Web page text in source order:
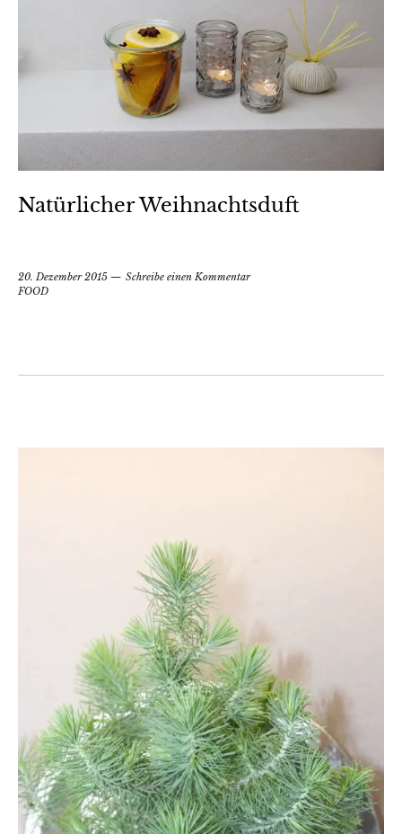
Natürlicher Weihnachtsduft
20. Dezember 2015
Schreibe einen Kommentar
FOOD